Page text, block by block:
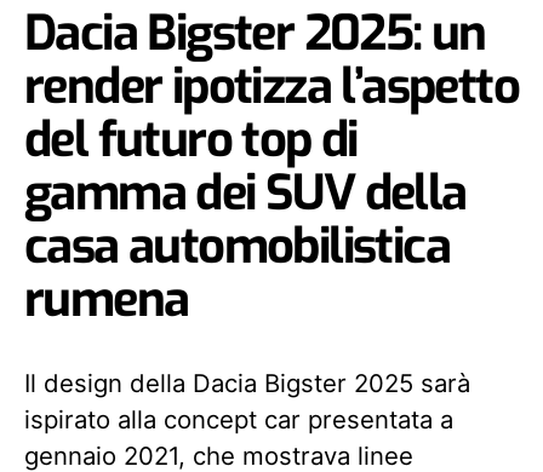
Dacia Bigster 2025: un
render ipotizza l’aspetto
del futuro top di
gamma dei SUV della
casa automobilistica
rumena
Il design della Dacia Bigster 2025 sarà
ispirato alla concept car presentata a
gennaio 2021, che mostrava linee